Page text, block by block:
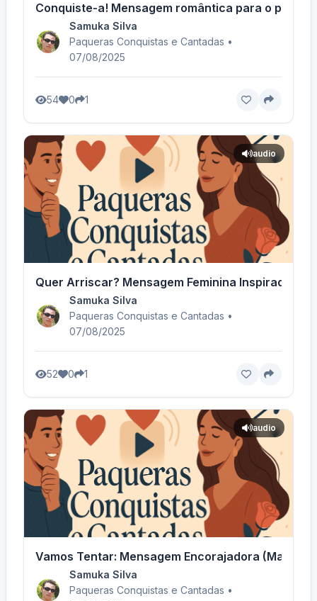
Conquiste-a! Mensagem romântica para o
Samuka Silva
Paqueras Conquistas e Cantadas •
07/08/2025
54 0 1
audio
Quer Arriscar? Mensagem Feminina Inspiradora! -
Samuka Silva
Paqueras Conquistas e Cantadas •
07/08/2025
52 0 1
audio
Vamos Tentar: Mensagem Encorajadora
Samuka Silva
Paqueras Conquistas e Cantadas •